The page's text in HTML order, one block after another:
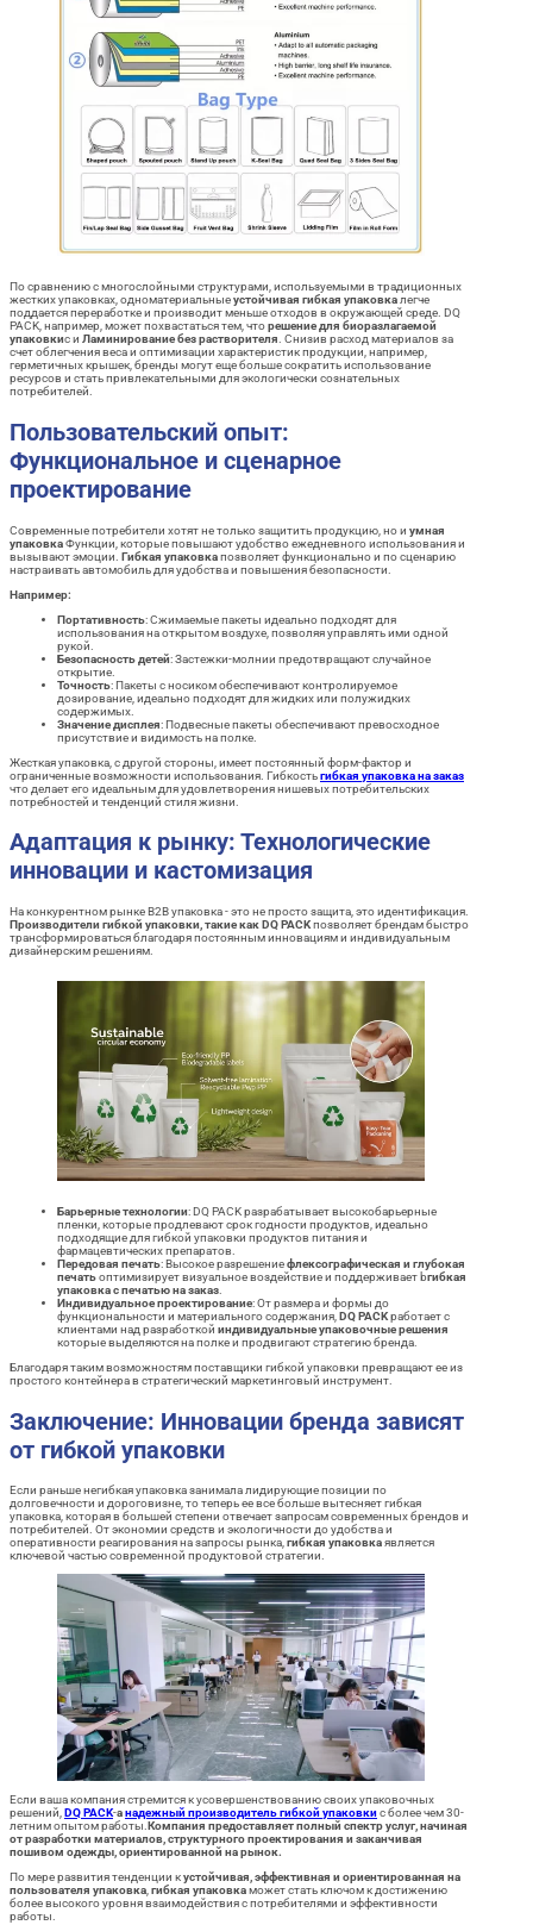
По сравнению с многослойными структурами, используемыми в традиционных
жестких упаковках, одноматериальныеустойчивая гибкая упаковкалегче
поддается переработке и производит меньше отходов в окружающей среде. DQ
PACK, например, может похвастаться тем, чторешение для биоразлагаемой
упаковкис и Ламинирование без растворителя. Снизив расход материалов за
счет облегчения веса и оптимизации характеристик продукции, например,
герметичных крышек, бренды могут еще больше сократить использование
ресурсов и стать привлекательными для экологически сознательных
потребителей.
Пользовательский опыт:
Функциональное и сценарное
проектирование
Современные потребители хотят не только защитить продукцию, но и умная
упаковкаФункции, которые повышают удобство ежедневного использования и
вызывают эмоции. Гибкая упаковкапозволяет функционально и по сценарию
настраивать автомобиль для удобства и повышения безопасности.
Например:
Портативность: Сжимаемые пакеты идеально подходят для
использования на открытом воздухе, позволяя управлять ими одной
рукой.
Безопасность детей: Застежки-молнии предотвращают случайное
открытие.
Точность: Пакеты с носиком обеспечивают контролируемое
дозирование, идеально подходят для жидких или полужидких
содержимых.
Значение дисплея: Подвесные пакеты обеспечивают превосходное
присутствие и видимость на полке.
Жесткая упаковка, с другой стороны, имеет постоянный форм-фактор и
ограниченные возможности использования. Гибкостьгибкая упаковка на заказ
что делает его идеальным для удовлетворения нишевых потребительских
потребностей и тенденций стиля жизни.
Адаптация к рынку: Технологические
инновации и кастомизация
На конкурентном рынке B2B упаковка - это не просто защита, это идентификация.
Производители гибкой упаковки, такие как DQ PACKпозволяет брендам быстро
трансформироваться благодаря постоянным инновациям и индивидуальным
дизайнерским решениям.
Барьерные технологии: DQ PACK разрабатывает высокобарьерные
пленки, которые продлевают срок годности продуктов, идеально
подходящие для гибкой упаковки продуктов питания и
фармацевтических препаратов.
Передовая печать: Высокое разрешениефлексографическая и глубокая
печатьоптимизирует визуальное воздействие и поддерживает bгибкая
упаковка с печатью на заказ
Индивидуальное проектирование: От размера и формы до
функциональности и материального содержания, DQ PACKработает с
клиентами над разработкой индивидуальные упаковочные решения
которые выделяются на полке и продвигают стратегию бренда.
Благодаря таким возможностям поставщики гибкой упаковки превращают ее из
простого контейнера в стратегический маркетинговый инструмент.
Заключение: Инновации бренда зависят
от гибкой упаковки
Если раньше негибкая упаковка занимала лидирующие позиции по
долговечности и дороговизне, то теперь ее все больше вытесняет гибкая
упаковка, которая в большей степени отвечает запросам современных брендов и
потребителей. От экономии средств и экологичности до удобства и
оперативности реагирования на запросы рынка, гибкая упаковкаявляется
ключевой частью современной продуктовой стратегии.
Если ваша компания стремится к усовершенствованию своих упаковочных
решений, DQ PACK-aнадежный производитель гибкой упаковкис более чем 30-
летним опытом работы. Компания предоставляет полный спектр услуг, начиная
от разработки материалов, структурного проектирования и заканчивая
пошивом одежды, ориентированной на рынок.
По мере развития тенденции кустойчивая, эффективная и ориентированная на
пользователя упаковка гибкая упаковкаможет стать ключом к достижению
более высокого уровня взаимодействия с потребителями и эффективности
работы.